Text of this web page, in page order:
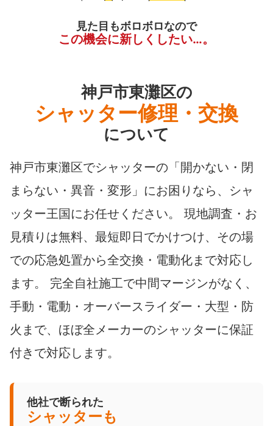
見た目もボロボロなので
この機会に新しくしたい…。
神戸市東灘区の
シャッター修理・交換
について
神戸市東灘区でシャッターの「開かない・閉
まらない・異音・変形」にお困りなら、シャ
ッター王国にお任せください。 現地調査・お
見積りは無料、最短即日でかけつけ、その場
での応急処置から全交換・電動化まで対応し
ます。 完全自社施工で中間マージンがなく、
手動・電動・オーバースライダー・大型・防
火まで、ほぼ全メーカーのシャッターに保証
付きで対応します。
他社で断られた
シャッターも